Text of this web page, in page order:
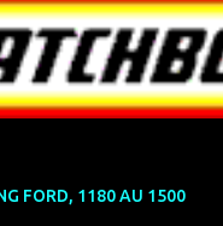
FORD, 1180 AU 1500